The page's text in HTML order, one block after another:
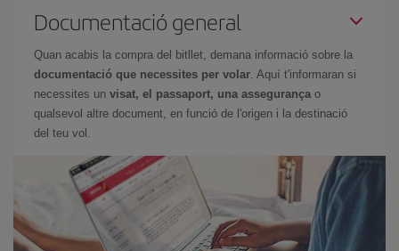
Documentació general
Quan acabis la compra del bitllet, demana informació sobre la
documentació que necessites per volar. Aquí t'informaran si
necessites un visat, el passaport, una assegurança o
qualsevol altre document, en funció de l'origen i la destinació
del teu vol.